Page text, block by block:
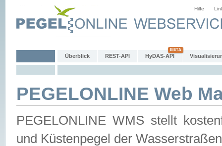
Hilfe
Überblick REST-API HyDAS-API
PEGELONLINE Web
PEGELONLINE WMS stellt
und Küstenpegel der